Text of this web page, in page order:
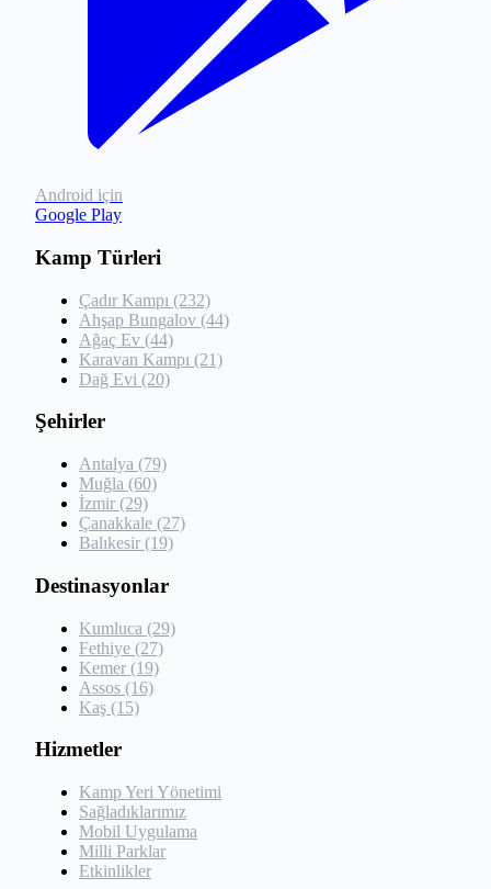
Android için
Google Play
Kamp Türleri
Çadır Kampı (232)
Ahşap Bungalov (44)
Ağaç Ev (44)
Karavan Kampı (21)
Dağ Evi (20)
Şehirler
Antalya (79)
Muğla (60)
İzmir (29)
Çanakkale (27)
Balıkesir (19)
Destinasyonlar
Kumluca (29)
Fethiye (27)
Kemer (19)
Assos (16)
Kaş (15)
Hizmetler
Kamp Yeri Yönetimi
Sağladıklarımız
Mobil Uygulama
Milli Parklar
Etkinlikler